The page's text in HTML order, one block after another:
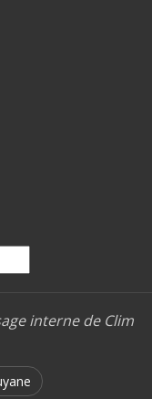
interne de Clim